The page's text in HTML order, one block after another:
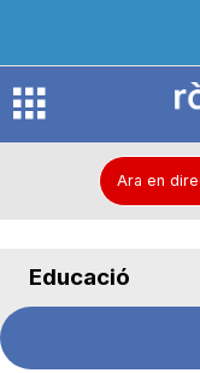
R
Ara en
Educació